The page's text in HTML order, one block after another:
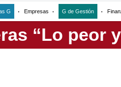
G Empresas G de Gestión